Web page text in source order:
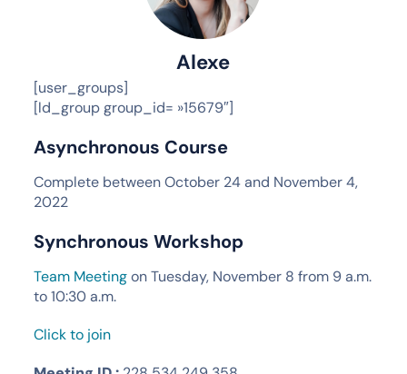
Alexe
[user_groups]
[ld_group group_id= »15679″]
Asynchronous Course
Complete between October 24 and November 4,
2022
Synchronous Workshop
Team Meetingon Tuesday, November 8 from 9 a.m.
to 10:30 a.m.
Click to join